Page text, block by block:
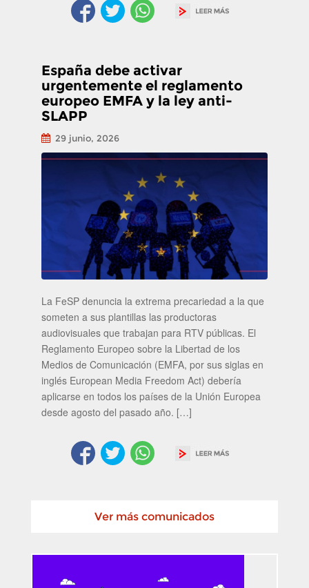
España debe activar
urgentemente el reglamento
europeo EMFA y la ley anti-
SLAPP
29 junio, 2026
La FeSP denuncia la extrema precariedad a la que
someten a sus plantillas las productoras
audiovisuales que trabajan para RTV públicas. El
Reglamento Europeo sobre la Libertad de los
Medios de Comunicación (EMFA, por sus siglas en
inglés European Media Freedom Act) debería
aplicarse en todos los países de la Unión Europea
desde agosto del pasado año. […]
Ver más comunicados